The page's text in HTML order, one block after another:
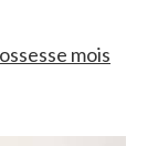
mois